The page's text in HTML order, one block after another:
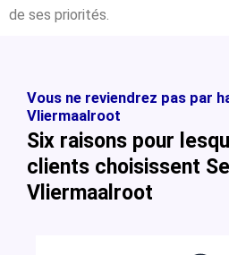
de ses priorités.
Vous ne reviendrez pas par
Vliermaalroot
Six raisons pour
clients choisissent
Vliermaalroot